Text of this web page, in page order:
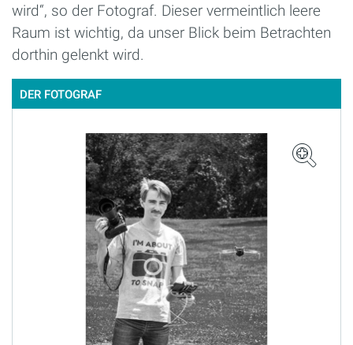
wird“, so der Fotograf. Dieser vermeintlich leere
Raum ist wichtig, da unser Blick beim Betrachten
dorthin gelenkt wird.
DER FOTOGRAF